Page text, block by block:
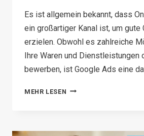
Es ist allgemein bekannt, dass
ein großartiger Kanal ist, um gute
erzielen. Obwohl es zahlreiche
Ihre Waren und Dienstleistungen
bewerben, ist Google Ads eine
MEHR LESEN 8
GOOGLE